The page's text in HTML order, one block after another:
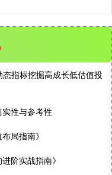
+1.42%
态指标挖掘高成长低估值投
性与参考性
局指南》
阶实战指南》